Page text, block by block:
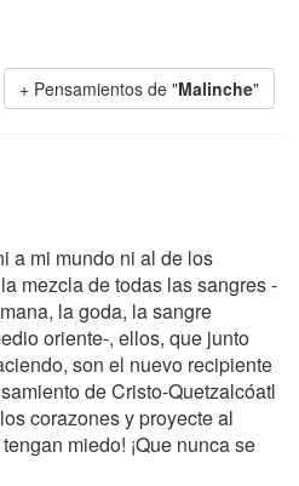
+ Pensamientos de "Malinche"
a mi mundo ni al de los
mezcla de todas las sangres -
la goda, la sangre
oriente-, ellos, que junto
son el nuevo recipiente
de Cristo-Quetzalcóatl
corazones y proyecte al
miedo! ¡Que nunca se